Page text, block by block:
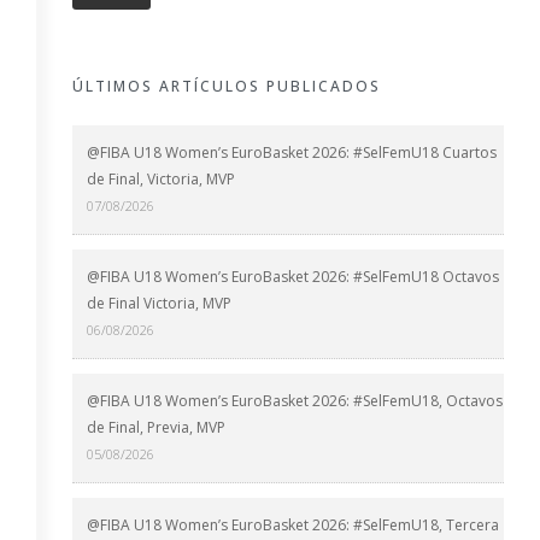
ÚLTIMOS ARTÍCULOS PUBLICADOS
@FIBA U18 Women’s EuroBasket 2026: #SelFemU18 Cuartos
de Final, Victoria, MVP
07/08/2026
@FIBA U18 Women’s EuroBasket 2026: #SelFemU18 Octavos
de Final Victoria, MVP
06/08/2026
@FIBA U18 Women’s EuroBasket 2026: #SelFemU18, Octavos
de Final, Previa, MVP
05/08/2026
@FIBA U18 Women’s EuroBasket 2026: #SelFemU18, Tercera